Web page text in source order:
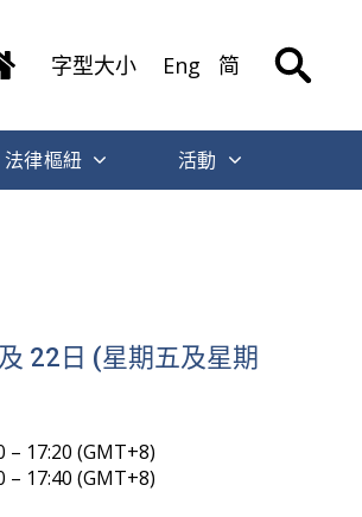
字型大小 Eng 简
法律樞紐 活動
22日 (星期五及星期
– 17:20 (GMT+8)
– 17:40 (GMT+8)